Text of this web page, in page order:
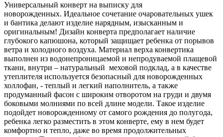
Универсальный конверт на выписку для
новорожденных. Идеальное сочетание очаровательных ушек
и бантика делают изделие нарядным, изысканным и
оригинальным! Дизайн конверта предполагает наличие
глубокого капюшона, который защищает ребенка от порывов
ветра и холодного воздуха. Материал верха конвертика
выполнен из водонепроницаемой и непродуваемой плащевой
ткани, внутри – натуральный меховой подклад, а в качестве
утеплителя используется безопасный для новорожденных
холлофан, - теплый и легкий наполнитель, а также
продуманный фасон с широким отворотом на груди и двумя
боковыми молниями по всей длине модели. Такое изделие
подойдет новорожденному от самого рождения до полугода,
ребенка легко разместить в этом конверте, ему в нем будет
комфортно и тепло, даже во время продолжительных